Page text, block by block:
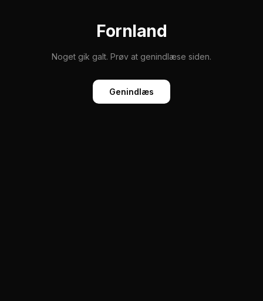
Fornland
Noget gik galt. Prøv at genindlæse siden.
Genindlæs